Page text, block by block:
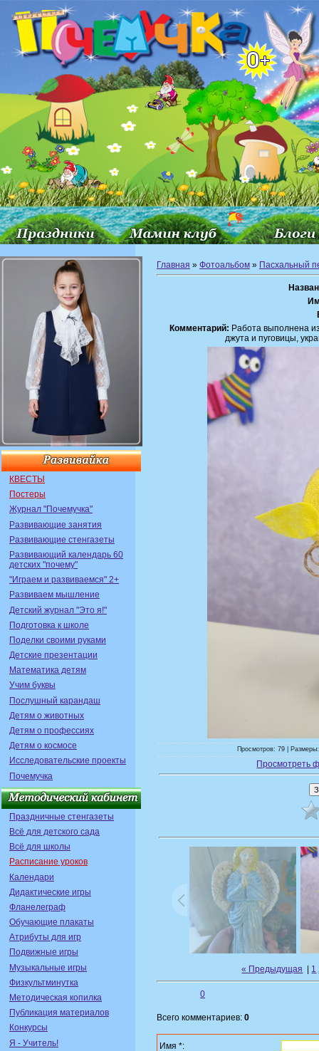
КВЕСТЫ
Постеры
Журнал "Почемучка"
Развивающие занятия
Развивающие стенгазеты
Развивающий календарь 60
детских "почему"
"Играем и развиваемся" 2+
Развиваем мышление
Детский журнал "Это я!"
Подготовка к школе
Поделки своими руками
Детские презентации
Математика детям
Учим буквы
Послушный карандаш
Детям о животных
Детям о профессиях
Детям о космосе
Исследовательские проекты
Почемучка
Праздничные стенгазеты
Всё для детского сада
Всё для школы
Расписание уроков
Календари
Дидактические игры
Фланелеграф
Обучающие плакаты
Атрибуты для игр
Подвижные игры
Музыкальные игры
Физкультминутка
Методическая копилка
Публикация материалов
Конкурсы
Я - Учитель!
Главная » Фотоальбом » Пасхальный
Комментарий: Работа выполнена
джута и пуговицы,
Просмотров: 79 |
Просмотреть
« Предыдущая 1
0
Всего комментариев: 0
Имя *: